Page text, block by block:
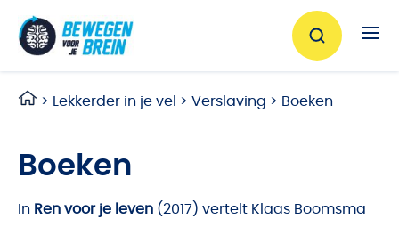
> Lekkerder in je vel > Verslaving > Boeken
Boeken
In Ren voor je leven (2017) vertelt Klaas Boomsma